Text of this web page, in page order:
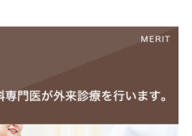
）
期間の診療時間のご案内
対応も以下となります。ご理解の程よろし
）9時～18時まで診療（通常診療）